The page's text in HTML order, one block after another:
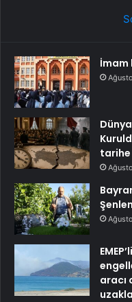
tarihe
aracı